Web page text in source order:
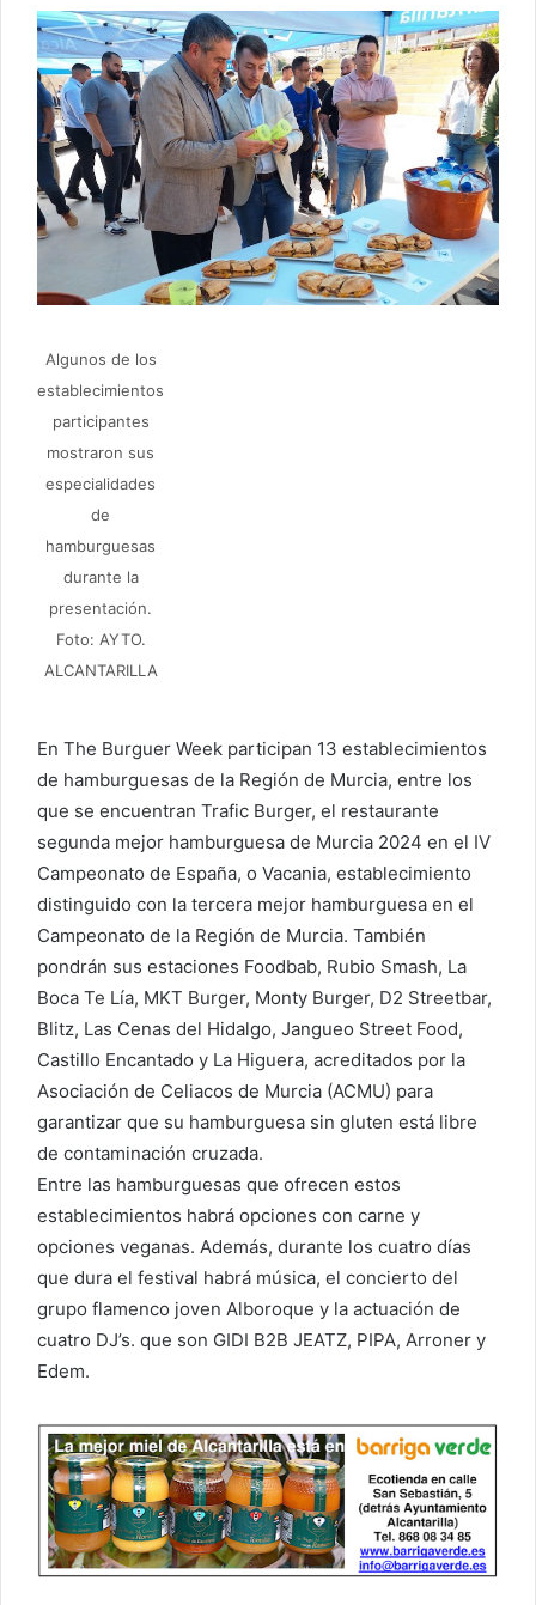
Algunos de los
establecimientos
participantes
mostraron sus
especialidades
de
hamburguesas
durante la
presentación.
Foto: AYTO.
ALCANTARILLA
En The Burguer Week participan 13 establecimientos
de hamburguesas de la Región de Murcia, entre los
que se encuentran Trafic Burger, el restaurante
segunda mejor hamburguesa de Murcia 2024 en el IV
Campeonato de España, o Vacania, establecimiento
distinguido con la tercera mejor hamburguesa en el
Campeonato de la Región de Murcia. También
pondrán sus estaciones Foodbab, Rubio Smash, La
Boca Te Lía, MKT Burger, Monty Burger, D2 Streetbar,
Blitz, Las Cenas del Hidalgo, Jangueo Street Food,
Castillo Encantado y La Higuera, acreditados por la
Asociación de Celiacos de Murcia (ACMU) para
garantizar que su hamburguesa sin gluten está libre
de contaminación cruzada.
Entre las hamburguesas que ofrecen estos
establecimientos habrá opciones con carne y
opciones veganas. Además, durante los cuatro días
que dura el festival habrá música, el concierto del
grupo flamenco joven Alboroque y la actuación de
cuatro DJ’s. que son GIDI B2B JEATZ, PIPA, Arroner y
Edem.